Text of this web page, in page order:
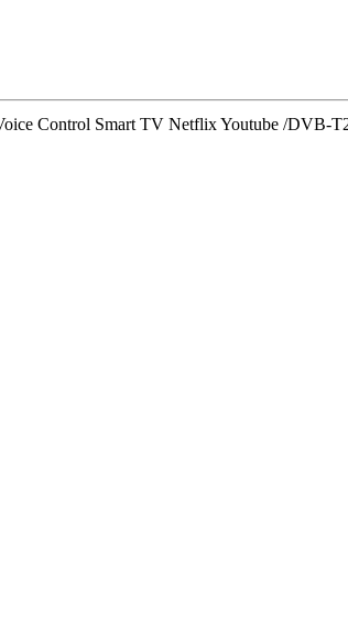
Control Smart TV Netflix Youtube /DVB-